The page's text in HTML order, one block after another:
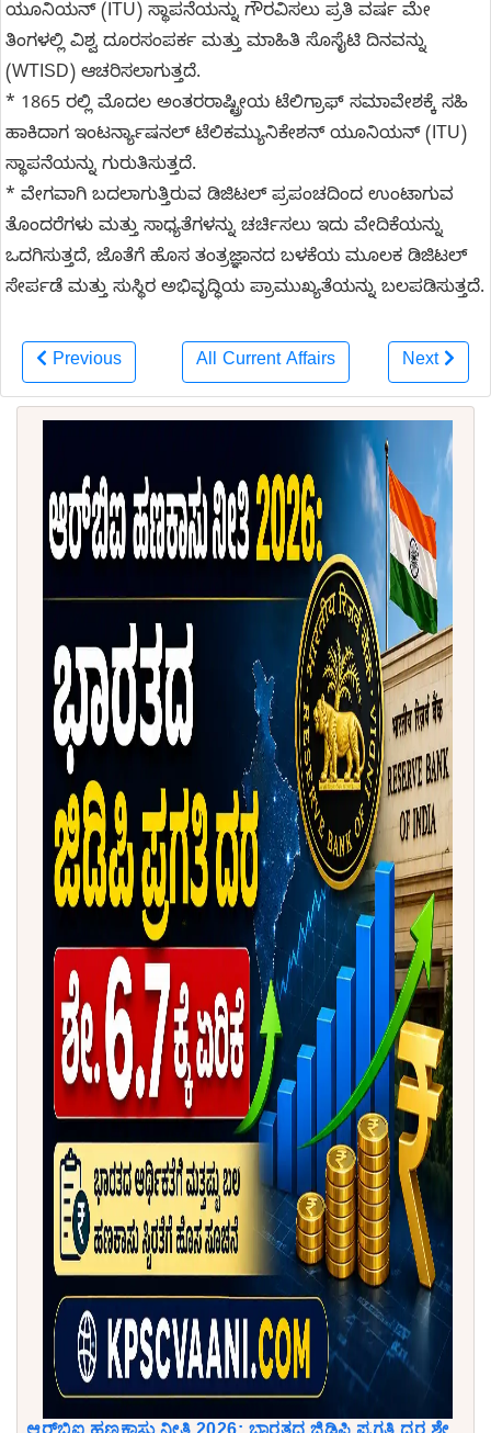
ಯೂನಿಯನ್ (ITU) ಸ್ಥಾಪನೆಯನ್ನು ಗೌರವಿಸಲು ಪ್ರತಿ ವರ್ಷ ಮೇ
ತಿಂಗಳಲ್ಲಿ ವಿಶ್ವ ದೂರಸಂಪರ್ಕ ಮತ್ತು ಮಾಹಿತಿ ಸೊಸೈಟಿ ದಿನವನ್ನು
(WTISD) ಆಚರಿಸಲಾಗುತ್ತದೆ.
* 1865 ರಲ್ಲಿ ಮೊದಲ ಅಂತರರಾಷ್ಟ್ರೀಯ ಟೆಲಿಗ್ರಾಫ್ ಸಮಾವೇಶಕ್ಕೆ ಸಹಿ
ಹಾಕಿದಾಗ ಇಂಟರ್ನ್ಯಾಷನಲ್ ಟೆಲಿಕಮ್ಯುನಿಕೇಶನ್ ಯೂನಿಯನ್ (ITU)
ಸ್ಥಾಪನೆಯನ್ನು ಗುರುತಿಸುತ್ತದೆ.
* ವೇಗವಾಗಿ ಬದಲಾಗುತ್ತಿರುವ ಡಿಜಿಟಲ್ ಪ್ರಪಂಚದಿಂದ ಉಂಟಾಗುವ
ತೊಂದರೆಗಳು ಮತ್ತು ಸಾಧ್ಯತೆಗಳನ್ನು ಚರ್ಚಿಸಲು ಇದು ವೇದಿಕೆಯನ್ನು
ಒದಗಿಸುತ್ತದೆ, ಜೊತೆಗೆ ಹೊಸ ತಂತ್ರಜ್ಞಾನದ ಬಳಕೆಯ ಮೂಲಕ ಡಿಜಿಟಲ್
ಸೇರ್ಪಡೆ ಮತ್ತು ಸುಸ್ಥಿರ ಅಭಿವೃದ್ಧಿಯ ಪ್ರಾಮುಖ್ಯತೆಯನ್ನು ಬಲಪಡಿಸುತ್ತದೆ.
Previous All Current Affairs Next